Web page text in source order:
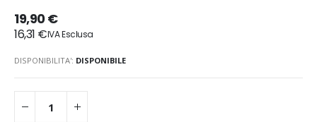
19,90 €
16,31 €
DISPONIBILITA': DISPONIBILE